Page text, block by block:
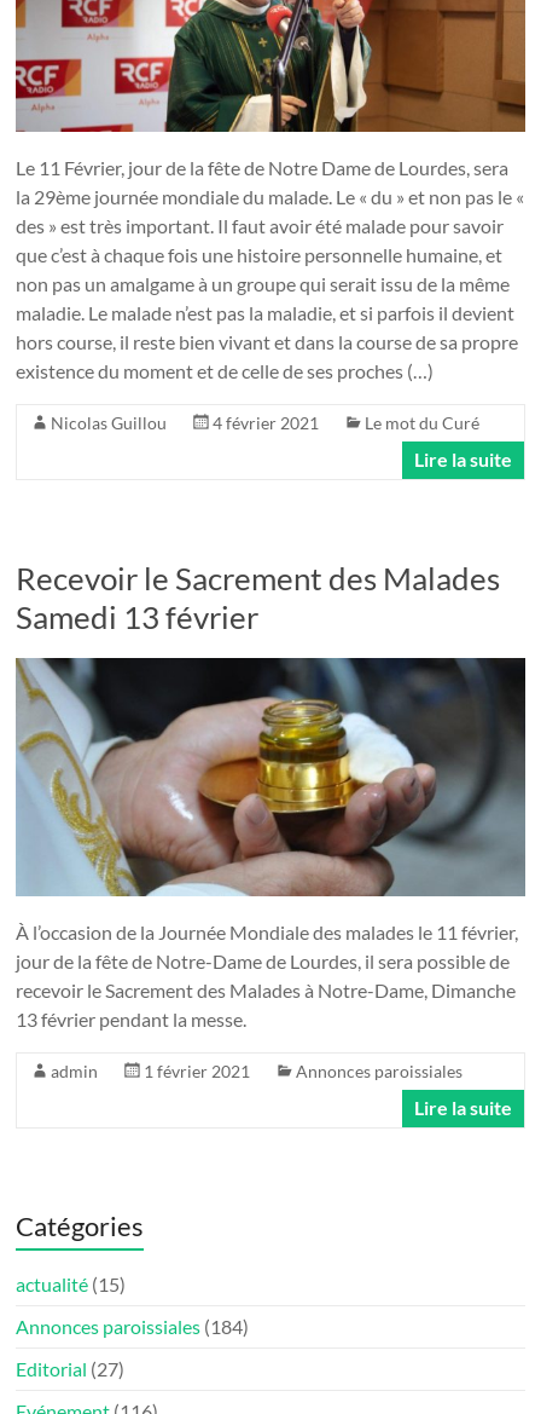
Le 11 Février, jour de la fête de Notre Dame de Lourdes, sera
la 29ème journée mondiale du malade. Le « du » et non pas le «
des » est très important. Il faut avoir été malade pour savoir
que c’est à chaque fois une histoire personnelle humaine, et
non pas un amalgame à un groupe qui serait issu de la même
maladie. Le malade n’est pas la maladie, et si parfois il devient
hors course, il reste bien vivant et dans la course de sa propre
existence du moment et de celle de ses proches (…)
Nicolas Guillou 4 février 2021 Le mot du Curé
Lire la suite
Recevoir le Sacrement des Malades
Samedi 13 février
À l’occasion de la Journée Mondiale des malades le 11 février,
jour de la fête de Notre-Dame de Lourdes, il sera possible de
recevoir le Sacrement des Malades à Notre-Dame, Dimanche
13 février pendant la messe.
admin 1 février 2021 Annonces paroissiales
Lire la suite
Catégories
actualité (15)
Annonces paroissiales (184)
Editorial (27)